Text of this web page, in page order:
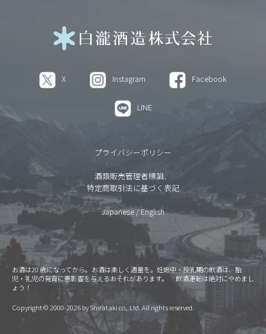
X Instagram Facebook
LINE
プライバシーポリシー
酒類販売管理者標識、
特定商取引法に基づく表記
Japanese /English
お酒は20 歳になってから。お酒は楽しく適量を。妊娠中・授乳期の飲酒は、胎
児・乳児の発育に悪影響を与えるおそれがあります。 飲酒運転は絶対にやめまし
ょう！
Copyright © 2000-2026 by Shirataki co,.Ltd. All rights reserved.